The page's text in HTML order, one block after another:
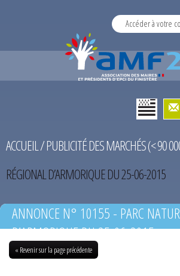
Accéder à votre
ACCUEIL/PUBLICITÉ DES MARCHÉS (< 90
RÉGIONAL D’ARMORIQUE DU 25-06-2015
ANNONCE N° 10155 - PARC
D’ARMORIQUE DU 25-06-2015
« Revenir sur la page précédente